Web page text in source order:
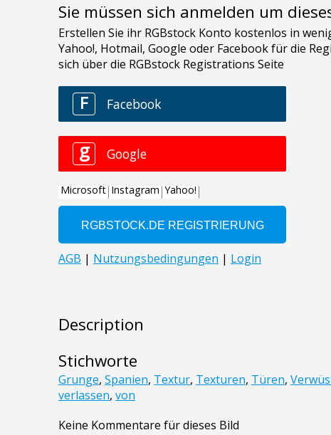
Sie müssen sich anmelden um
Description
Stichworte
Grunge, Spanien, Textur, Texturen, Türen,
verlassen, von
Keine Kommentare für dieses Bild